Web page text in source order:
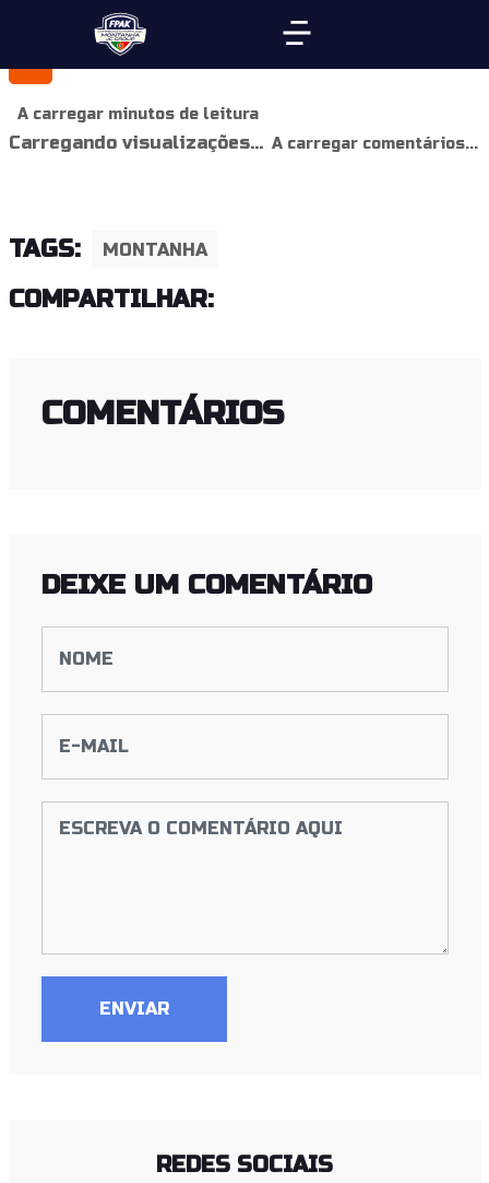
A carregar minutos de leitura
Carregando visualizações... A carregar comentários...
TAGS: MONTANHA
COMPARTILHAR:
COMENTÁRIOS
DEIXE UM COMENTÁRIO
ENVIAR
REDES SOCIAIS